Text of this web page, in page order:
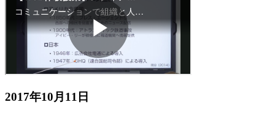
2017年10月11日